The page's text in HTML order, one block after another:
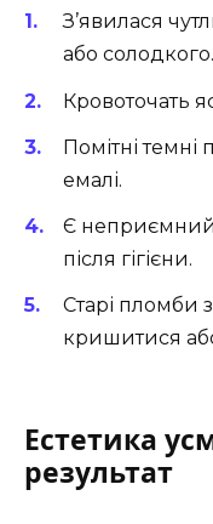
З’явилася
або солодкого.
Кровоточать
Помітні
емалі.
Є неприємний
після гігієни.
Старі пломби
кришитися
Естетика
результат